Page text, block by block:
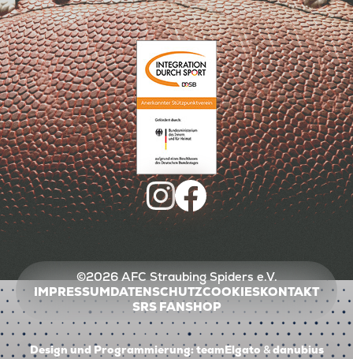
©2026 AFC Straubing Spiders e.V.
IMPRESSUMDATENSCHUTZCOOKIESKONTAKT
SRS FANSHOP
Design und Programmierung:teamElgato&danubius